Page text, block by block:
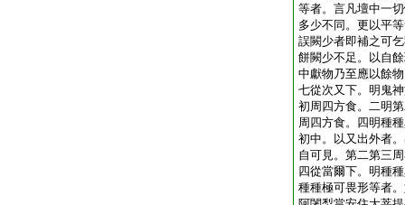
等者。言凡壇中一
多少不同。更以平
誤闕少者即補之可
餅闕少不足。以自
中獻物乃至應以餘
七從次又下。明鬼
初周四方食。二明
周四方食。四明種
初中。以又出外者
自可見。第二第三
四從當爾下。明種
種種極可畏形等者